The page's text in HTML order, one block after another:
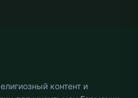
контент и